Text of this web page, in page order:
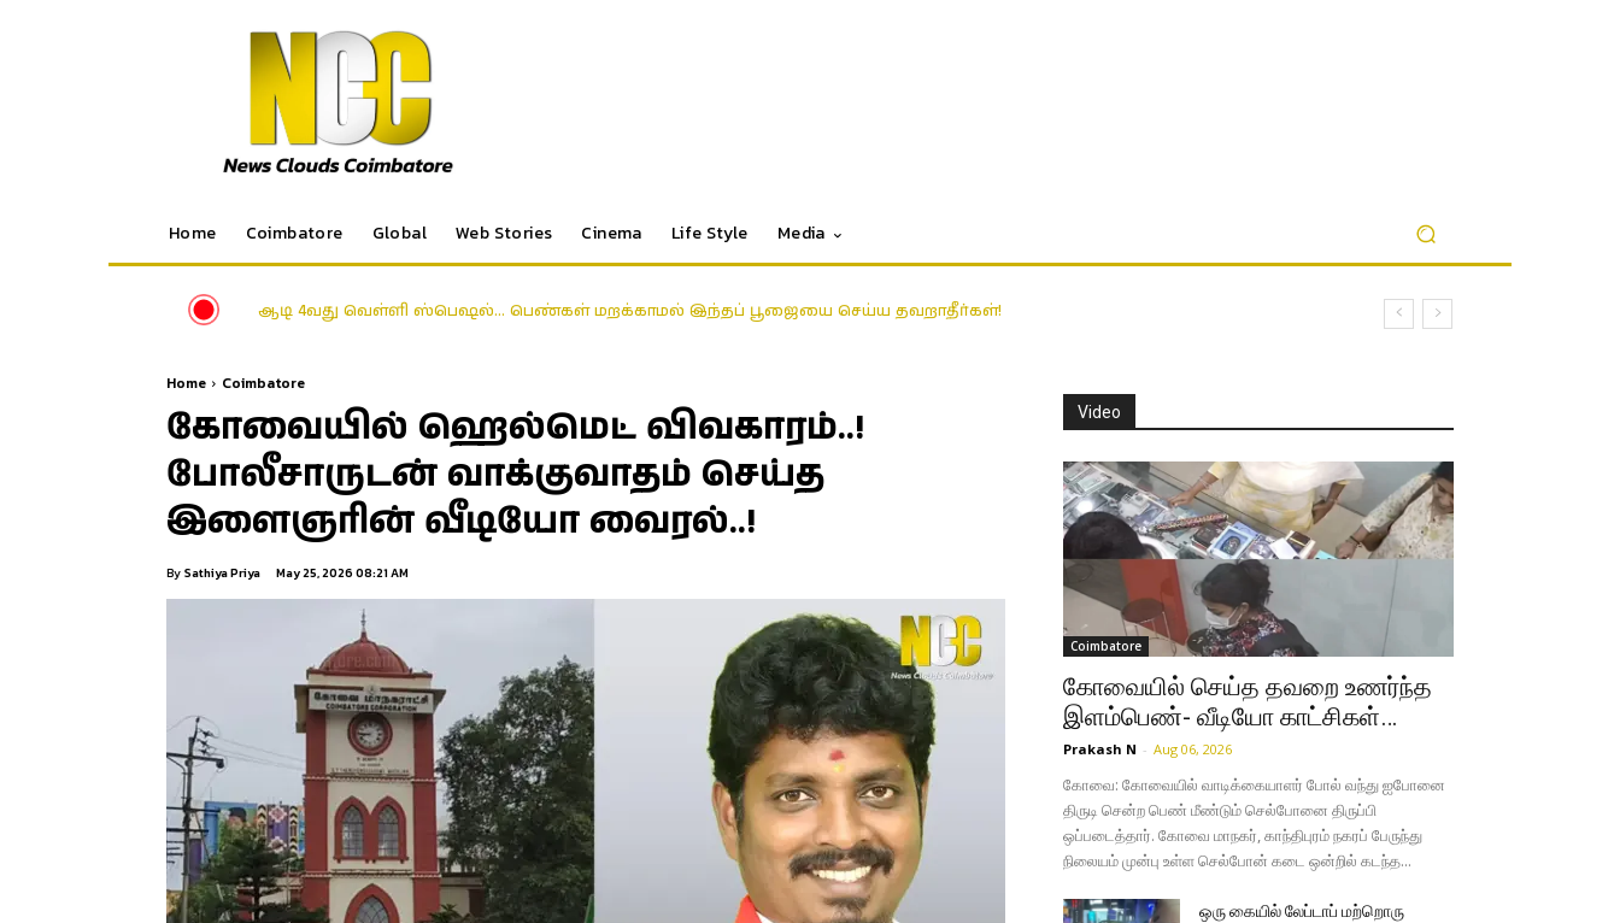
Home Coimbatore Global Web Stories Cinema Life Style Media
ஆடி 4வது வெள்ளி ஸ்பெஷல்… பெண்கள் மறக்காமல் இந்தப் பூஜையை செய்ய தவறாதீர்கள்!
Home Coimbatore
கோவையில் ஹெல்மெட் விவகாரம்..!
போலீசாருடன் வாக்குவாதம் செய்த
இளைஞரின் வீடியோ வைரல்..!
By Sathiya Priya May 25, 2026 08:21 AM
Video
Coimbatore
கோவையில் செய்த தவறை உணர்ந்த
இளம்பெண்- வீடியோ காட்சிகள்…
Prakash N - Aug 06, 2026
கோவை: கோவையில் வாடிக்கையாளர் போல் வந்து ஐபோனை
திருடி சென்ற பெண் மீண்டும் செல்போனை திருப்பி
ஒப்படைத்தார். கோவை மாநகர், காந்திபுரம் நகரப் பேருந்து
நிலையம் முன்பு உள்ள செல்போன் கடை ஒன்றில் கடந்த...
ஒரு கையில் லேப்டாப் மற்றொரு